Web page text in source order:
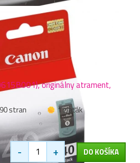
originálny atrament,
stran
1 zlaťák
- + DO KOŠÍKA